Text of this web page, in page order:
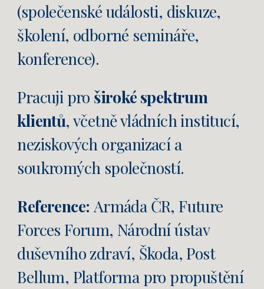
(společenské události, diskuze,
školení, odborné semináře,
konference).
Pracuji pro široké spektrum
klientů, včetně vládních institucí,
neziskových organizací a
soukromých společností.
Reference: Armáda ČR, Future
Forces Forum, Národní ústav
duševního zdraví, Škoda, Post
Bellum, Platforma pro propuštění